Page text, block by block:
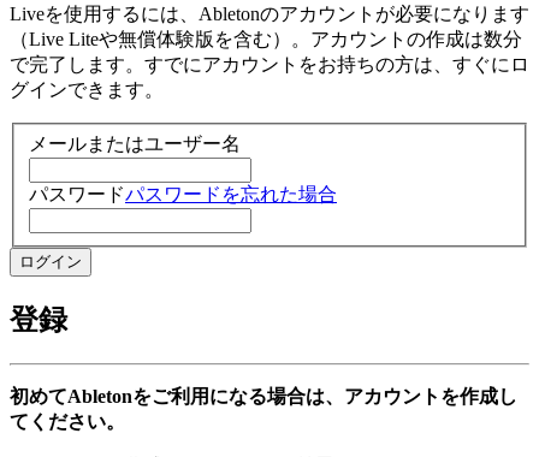
Liveを使用するには、Abletonのアカウントが必要になります
（Live Liteや無償体験版を含む）。アカウントの作成は数分
で完了します。すでにアカウントをお持ちの方は、すぐにロ
グインできます。
メールまたはユーザー名
パスワードパスワードを忘れた場合
登録
初めてAbletonをご利用になる場合は、アカウントを作成し
てください。